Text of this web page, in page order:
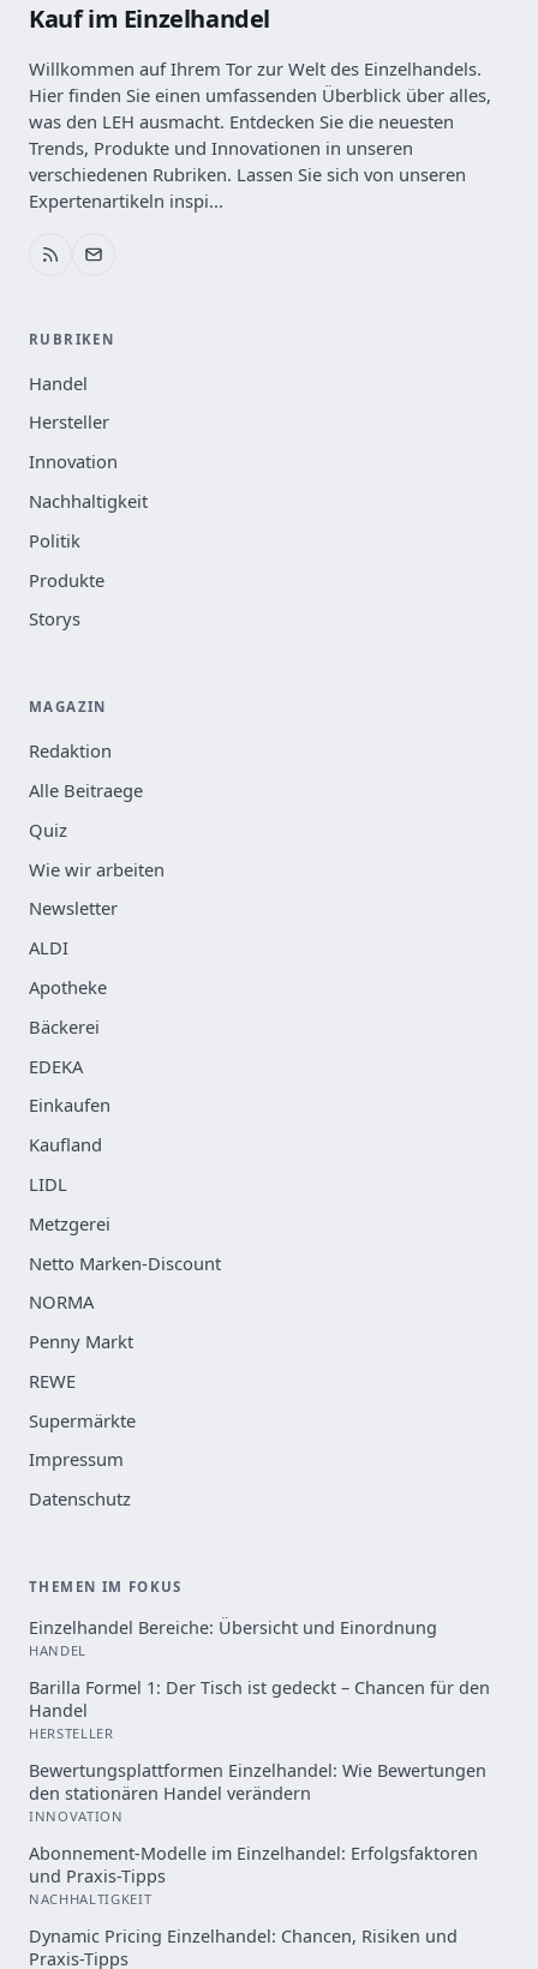
Kauf im Einzelhandel
Willkommen auf Ihrem Tor zur Welt des Einzelhandels.
Hier finden Sie einen umfassenden Überblick über alles,
was den LEH ausmacht. Entdecken Sie die neuesten
Trends, Produkte und Innovationen in unseren
verschiedenen Rubriken. Lassen Sie sich von unseren
Expertenartikeln inspi...
RUBRIKEN
Handel
Hersteller
Innovation
Nachhaltigkeit
Politik
Produkte
Storys
MAGAZIN
Redaktion
Alle Beitraege
Quiz
Wie wir arbeiten
Newsletter
ALDI
Apotheke
Bäckerei
EDEKA
Einkaufen
Kaufland
LIDL
Metzgerei
Netto Marken-Discount
NORMA
Penny Markt
REWE
Supermärkte
Impressum
Datenschutz
THEMEN IM FOKUS
Einzelhandel Bereiche: Übersicht und Einordnung
HANDEL
Barilla Formel 1: Der Tisch ist gedeckt – Chancen für den
Handel
HERSTELLER
Bewertungsplattformen Einzelhandel: Wie Bewertungen
den stationären Handel verändern
INNOVATION
Abonnement-Modelle im Einzelhandel: Erfolgsfaktoren
und Praxis-Tipps
NACHHALTIGKEIT
Dynamic Pricing Einzelhandel: Chancen, Risiken und
Praxis-Tipps